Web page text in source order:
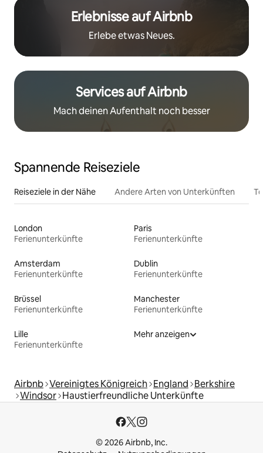
Erlebnisse auf Airbnb
Erlebe etwas Neues.
Services auf Airbnb
Mach deinen Aufenthalt noch besser
Spannende Reiseziele
Reiseziele in der Nähe Andere Arten von Unterkünften
London
Ferienunterkünfte
Paris
Ferienunterkünfte
Amsterdam
Ferienunterkünfte
Dublin
Ferienunterkünfte
Brüssel
Ferienunterkünfte
Manchester
Ferienunterkünfte
Lille
Ferienunterkünfte
Mehr anzeigen
Airbnb Vereinigtes Königreich England Berkshire
Windsor Haustierfreundliche Unterkünfte
© 2026 Airbnb, Inc.